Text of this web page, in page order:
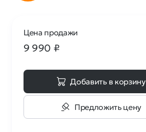
Цена продажи
9 990 ₽
Добавить в корзину
Предложить цену